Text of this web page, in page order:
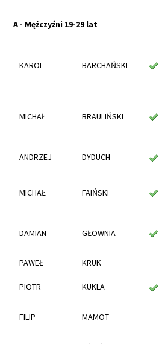
A - Mężczyźni 19-29 lat
KAROL BARCHAŃSKI
MICHAŁ BRAULIŃSKI
ANDRZEJ DYDUCH
MICHAŁ FAIŃSKI
DAMIAN GŁOWNIA
PAWEŁ KRUK
PIOTR KUKLA
FILIP MAMOT